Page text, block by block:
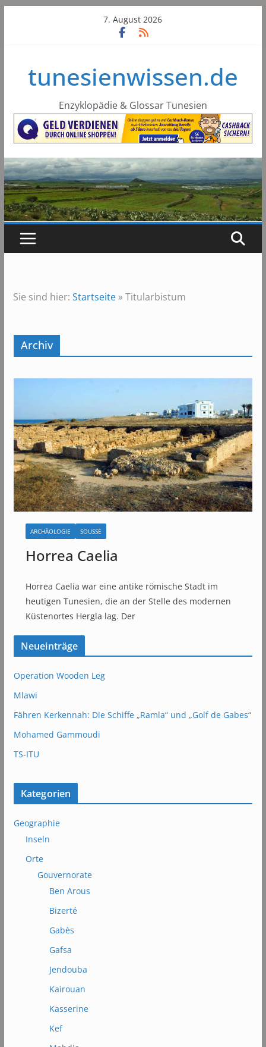
7. August 2026
tunesienwissen.de
Enzyklopädie & Glossar Tunesien
Sie sind hier: Startseite»Titularbistum
Archiv
ARCHÄOLOGIE SOUSSE
Horrea Caelia
Horrea Caelia war eine antike römische Stadt im
heutigen Tunesien, die an der Stelle des modernen
Küstenortes Hergla lag. Der
Neueinträge
Operation Wooden Leg
Mlawi
Fähren Kerkennah: Die Schiffe „Ramla“ und „Golf de Gabes“
Mohamed Gammoudi
TS-ITU
Kategorien
Geographie
Inseln
Orte
Gouvernorate
Ben Arous
Bizerté
Gabès
Gafsa
Jendouba
Kairouan
Kasserine
Kef